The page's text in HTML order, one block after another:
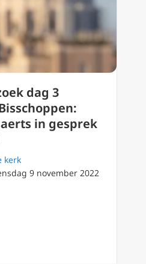
dag 3
in gesprek
kerk
9 november 2022
Limina bezoek dag 3